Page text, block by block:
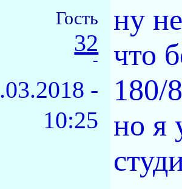
Гость
32
-
-
10:25
ну
что
180/
но я